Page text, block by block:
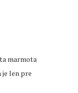
marmota
len pre